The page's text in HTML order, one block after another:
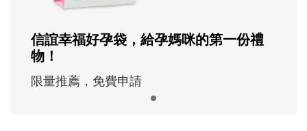
信誼幸福好孕袋，給孕媽咪的第一份禮
物！
限量推薦，免費申請